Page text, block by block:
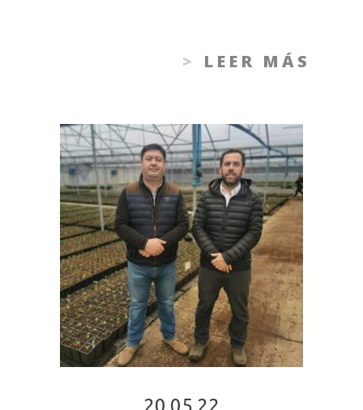
LEER MÁS
20.05.22